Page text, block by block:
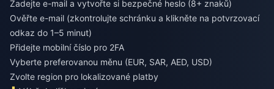
Zadejte e-mail a vytvořte si bezpečné heslo (8+ znaků)
Ověřte e-mail (zkontrolujte schránku a klikněte na potvrzovací
odkaz do 1–5 minut)
Přidejte mobilní číslo pro 2FA
Vyberte preferovanou měnu (EUR, SAR, AED, USD)
Zvolte region pro lokalizované platby